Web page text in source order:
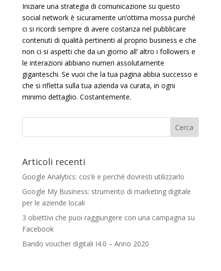
Iniziare una strategia di comunicazione su questo
social network è sicuramente un’ottima mossa purché
ci si ricordi sempre di avere costanza nel pubblicare
contenuti di qualità pertinenti al proprio business e che
non ci si aspetti che da un giorno all’ altro i followers e
le interazioni abbiano numeri assolutamente
giganteschi. Se vuoi che la tua pagina abbia successo e
che si rifletta sulla tua azienda va curata, in ogni
minimo dettaglio. Costantemente.
Articoli recenti
Google Analytics: cos’è e perché dovresti utilizzarlo
Google My Business: strumento di marketing digitale
per le aziende locali
3 obiettivi che puoi raggiungere con una campagna su
Facebook
Bando voucher digitali I4.0 – Anno 2020